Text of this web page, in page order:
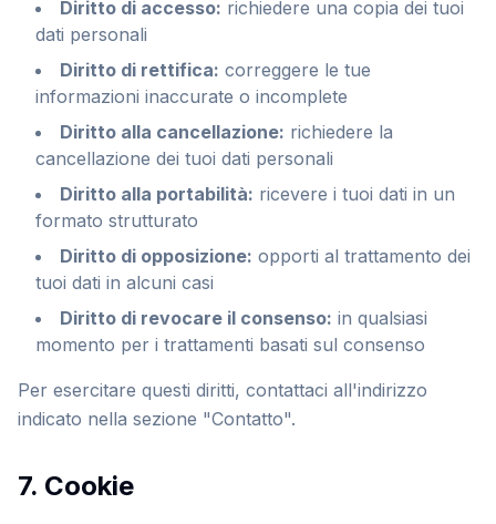
Diritto di accesso: richiedere una copia dei tuoi
dati personali
Diritto di rettifica: correggere le tue
informazioni inaccurate o incomplete
Diritto alla cancellazione: richiedere la
cancellazione dei tuoi dati personali
Diritto alla portabilità: ricevere i tuoi dati in un
formato strutturato
Diritto di opposizione: opporti al trattamento dei
tuoi dati in alcuni casi
Diritto di revocare il consenso: in qualsiasi
momento per i trattamenti basati sul consenso
Per esercitare questi diritti, contattaci all'indirizzo
indicato nella sezione "Contatto".
7. Cookie